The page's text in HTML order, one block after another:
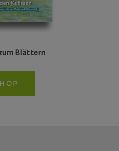
Blättern